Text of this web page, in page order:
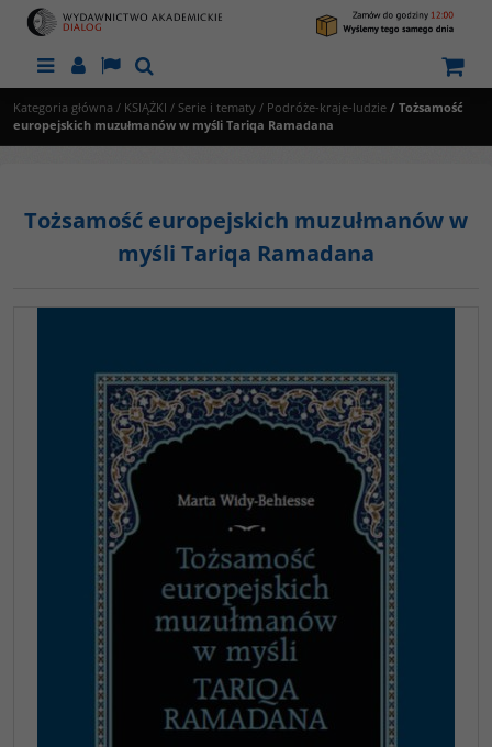
MenuPanelLangSzukaj
Kategoria główna / KSIĄŻKI / Serie i tematy / Podróże-kraje-ludzie / Tożsamość
europejskich muzułmanów w myśli Tariqa Ramadana
Tożsamość europejskich muzułmanów w
myśli Tariqa Ramadana